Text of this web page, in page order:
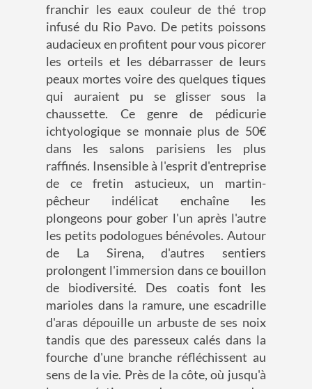
franchir les eaux couleur de thé trop
infusé du Rio Pavo. De petits poissons
audacieux en profitent pour vous picorer
les orteils et les débarrasser de leurs
peaux mortes voire des quelques tiques
qui auraient pu se glisser sous la
chaussette. Ce genre de pédicurie
ichtyologique se monnaie plus de 50€
dans les salons parisiens les plus
raffinés. Insensible à l'esprit d'entreprise
de ce fretin astucieux, un martin-
pêcheur indélicat enchaîne les
plongeons pour gober l'un après l'autre
les petits podologues bénévoles. Autour
de La Sirena, d'autres sentiers
prolongent l'immersion dans ce bouillon
de biodiversité. Des coatis font les
marioles dans la ramure, une escadrille
d'aras dépouille un arbuste de ses noix
tandis que des paresseux calés dans la
fourche d'une branche réfléchissent au
sens de la vie. Près de la côte, où jusqu'à